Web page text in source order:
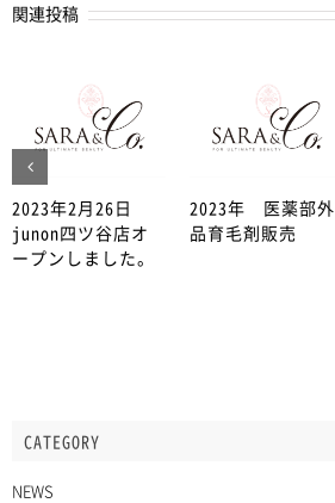
関連投稿
2023年2月26日
junon四ツ谷店オ
ープンしました。
2023年 医薬部外
品育毛剤販売
CATEGORY
NEWS